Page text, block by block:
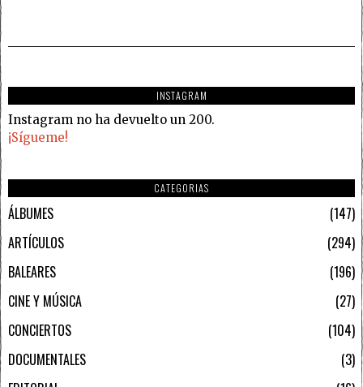
INSTAGRAM
Instagram no ha devuelto un 200.
¡Sígueme!
CATEGORIAS
ÁLBUMES
147
ARTÍCULOS
294
BALEARES
196
CINE Y MÚSICA
27
CONCIERTOS
104
DOCUMENTALES
3